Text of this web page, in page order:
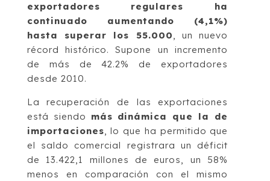
exportadores regulares ha
continuado aumentando (4,1%)
hasta superar los 55.000, un nuevo
récord histórico. Supone un incremento
de más de 42.2% de exportadores
desde 2010.
La recuperación de las exportaciones
está siendo más dinámica que la de
importaciones, lo que ha permitido que
el saldo comercial registrara un déficit
de 13.422,1 millones de euros, un 58%
menos en comparación con el mismo